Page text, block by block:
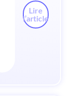
Lire
l’article